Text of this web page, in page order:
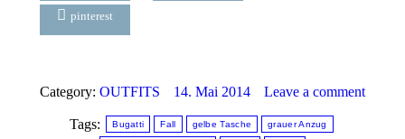
pinterest
Category: OUTFITS 14. Mai 2014 Leave a comment
Tags: Bugatti Fall gelbe Tasche grauer Anzug